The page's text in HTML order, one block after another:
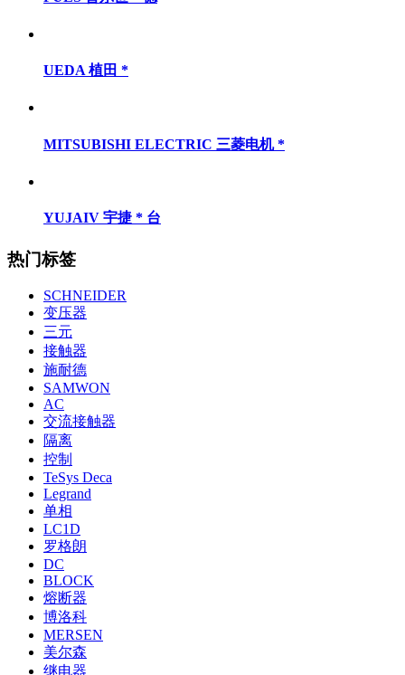
UEDA 植田 *
MITSUBISHI ELECTRIC 三菱电机 *
YUJAIV 宇捷 * 台
热门标签
SCHNEIDER
变压器
三元
接触器
施耐德
SAMWON
AC
交流接触器
隔离
控制
TeSys Deca
Legrand
单相
LC1D
罗格朗
DC
BLOCK
熔断器
博洛科
MERSEN
美尔森
继电器